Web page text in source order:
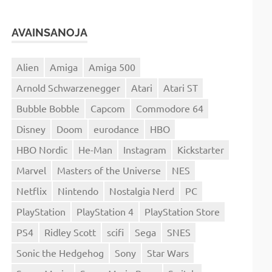
AVAINSANOJA
Alien Amiga
Amiga 500
Arnold Schwarzenegger
Atari
Atari ST
Bubble Bobble
Capcom
Commodore 64
Disney
Doom eurodance
HBO
HBO Nordic
He-Man Instagram
Kickstarter
Marvel
Masters of the Universe
NES
Netflix
Nintendo Nostalgia Nerd
PC
PlayStation
PlayStation 4
PlayStation Store
PS4
Ridley Scott scifi Sega
SNES
Sonic the Hedgehog
Sony
Star Wars